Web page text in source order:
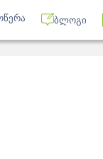
ბლოგი